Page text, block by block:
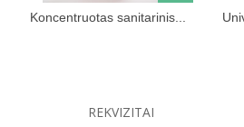
Koncentruotas sanitarinis...
REKVIZITAI